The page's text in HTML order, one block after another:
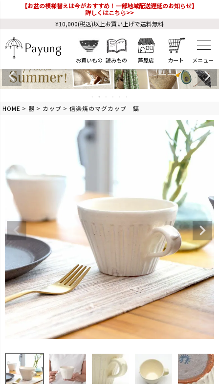
【お盆の模様替えは今がおすすめ！一部地域配送遅延のお知らせ】
詳しくはこちら>>
¥10,000(税込)以上お買い上げで送料無料
お買いもの 読みもの 芦屋店 カート
HOME 器 カップ 信楽焼のマグカップ 鎬